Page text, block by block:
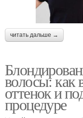
читать дальше →
волосы: как
оттенок и
процедуре